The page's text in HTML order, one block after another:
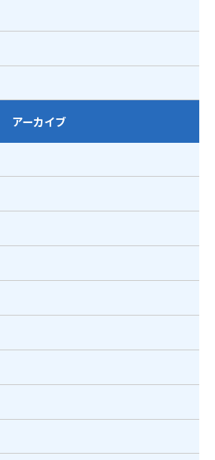
アーカイブ